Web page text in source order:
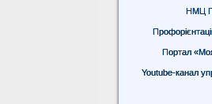
НМЦ
Портал
Youtube-канал